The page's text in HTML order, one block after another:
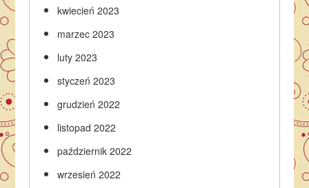
kwiecień 2023
marzec 2023
luty 2023
styczeń 2023
grudzień 2022
listopad 2022
październik 2022
wrzesień 2022